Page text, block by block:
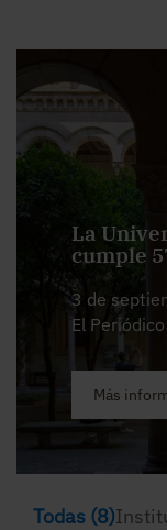
La
cumple
3 de
El Periódico
Más
Todas (8)